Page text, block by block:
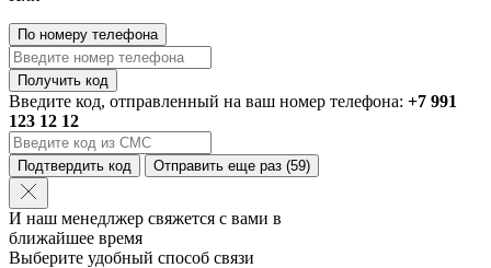
По номеру телефона
Получить код
Введите код, отправленный на ваш номер телефона: +7 991
123 12 12
Подтвердить код Отправить еще раз (59)
И наш менедлжер свяжется с вами в
ближайшее время
Выберите удобный способ связи